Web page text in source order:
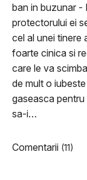
ban in buzunar -
protectorului ei
cel al unei
foarte cinica si
care le va
de mult o
gaseasca pentru
sa-i…
Comentarii (11)